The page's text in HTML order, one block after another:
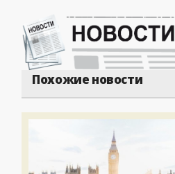
Похожие новости